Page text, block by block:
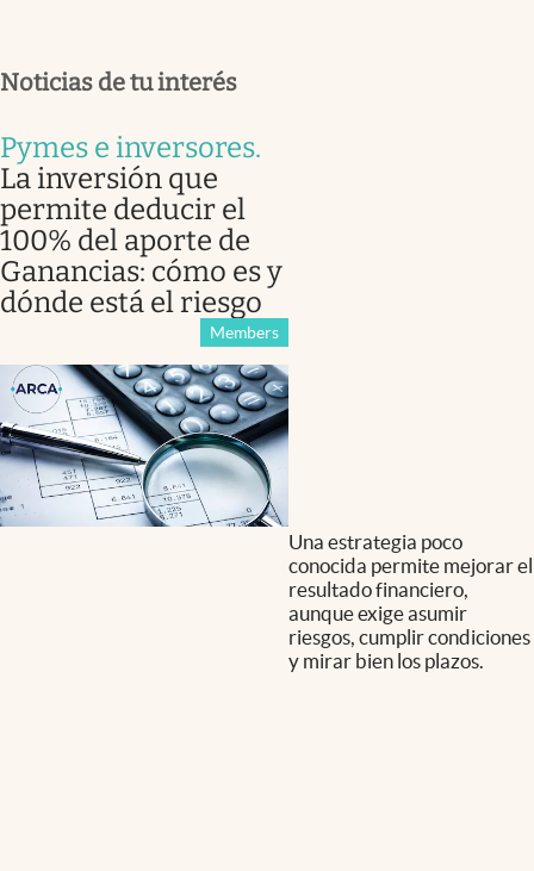
Noticias de tu interés
Pymes e inversores.
La inversión que
permite deducir el
100% del aporte de
Ganancias: cómo es y
dónde está el riesgo
Members
Una estrategia poco
conocida permite mejorar el
resultado financiero,
aunque exige asumir
riesgos, cumplir condiciones
y mirar bien los plazos.